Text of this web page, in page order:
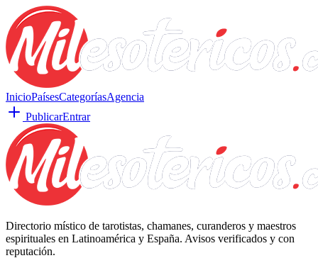
InicioPaísesCategoríasAgencia
PublicarEntrar
Directorio místico de tarotistas, chamanes, curanderos y maestros
espirituales en Latinoamérica y España. Avisos verificados y con
reputación.